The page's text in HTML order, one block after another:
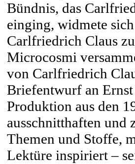
Bündnis, das
einging, widmete
Carlfriedrich Claus
Microcosmi
von Carlfriedrich
Briefentwurf an
Produktion aus den
ausschnitthaften und
Themen und Stoffe,
Lektüre inspiriert –